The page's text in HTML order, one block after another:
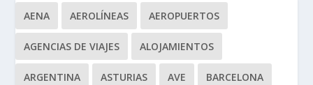
AENA AEROLÍNEAS AEROPUERTOS
AGENCIAS DE VIAJES ALOJAMIENTOS
ARGENTINA ASTURIAS AVE BARCELONA